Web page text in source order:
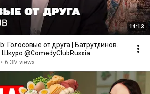
14:13
Голосовые от друга | Батрутдинов,
Шкуро @ComedyClubRussia
• 6.3M views